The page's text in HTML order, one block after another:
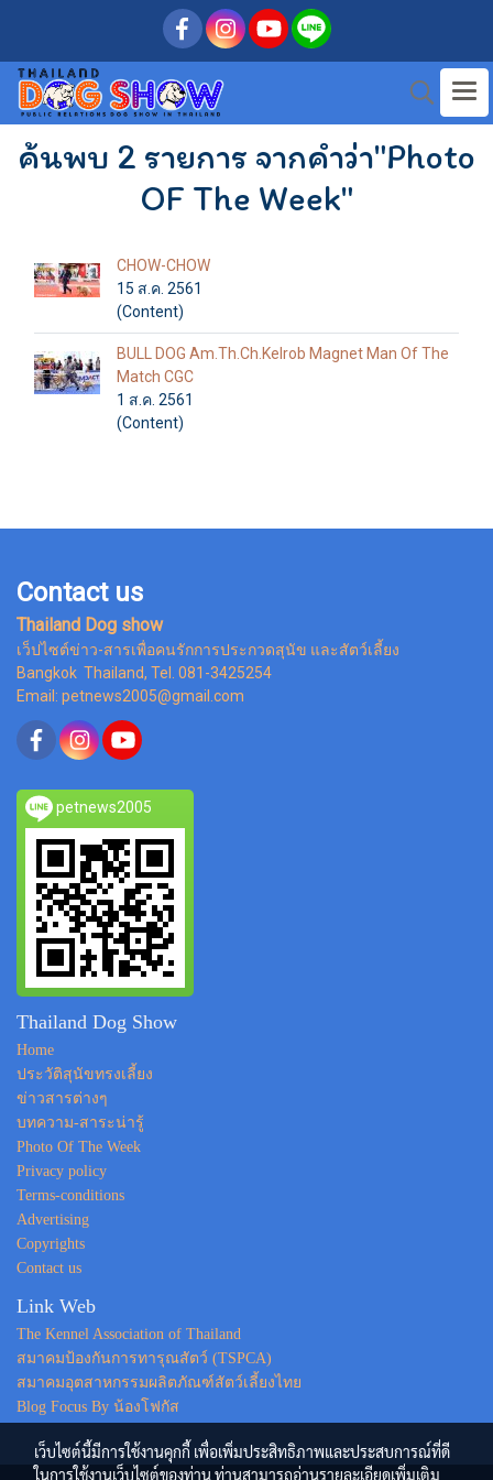
ค้นพบ 2 รายการ จากคำว่า"Photo
OF The Week"
CHOW-CHOW
15 ส.ค. 2561
(Content)
BULL DOG Am.Th.Ch.Kelrob Magnet Man Of The
Match CGC
1 ส.ค. 2561
(Content)
Contact us
Thailand Dog show
เว็ปไซต์ข่าว-สารเพื่อคนรักการประกวดสุนัข และสัตว์เลี้ยง
Bangkok Thailand, Tel. 081-3425254
Email: petnews2005@gmail.com
petnews2005
Thailand Dog Show
Home
ประวัติสุนัขทรงเลี้ยง
ข่าวสารต่างๆ
บทความ-สาระน่ารู้
Photo Of The Week
Privacy policy
Terms-conditions
Advertising
Copyrights
Contact us
Link Web
The Kennel Association of Thailand
สมาคมป้องกันการทารุณสัตว์ (TSPCA)
สมาคมอุตสาหกรรมผลิตภัณฑ์สัตว์เลี้ยงไทย
Blog Focus By น้องโฟกัส
เว็บไซต์นี้มีการใช้งานคุกกี้ เพื่อเพิ่มประสิทธิภาพและประสบการณ์ที่ดี
ในการใช้งานเว็บไซต์ของท่าน ท่านสามารถอ่านรายละเอียดเพิ่มเติม